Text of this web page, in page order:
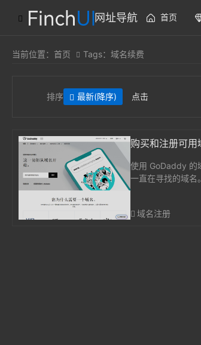
网址导航 首页
当前位置： 首页 Tags：域名续费
排序 最新(降序) 点击
使用 GoDaddy 的
一直在寻找的域名
域名注册